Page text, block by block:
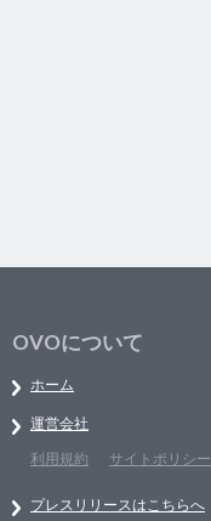
OVOについて
ホーム
運営会社
利用規約
サイトポリシー
プレスリリースはこちらへ